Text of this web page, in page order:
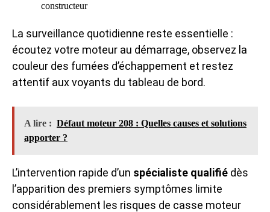
constructeur
La surveillance quotidienne reste essentielle :
écoutez votre moteur au démarrage, observez la
couleur des fumées d’échappement et restez
attentif aux voyants du tableau de bord.
A lire : Défaut moteur 208 : Quelles causes et solutions
apporter ?
L’intervention rapide d’un spécialiste qualifié dès
l’apparition des premiers symptômes limite
considérablement les risques de casse moteur